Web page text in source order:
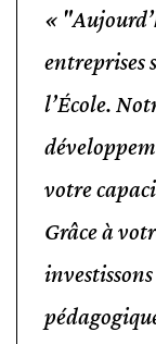
entreprises
l’École.
votre
Grâce à